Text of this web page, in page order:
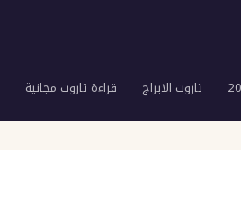
تاروت الابراج قراءة تاروت مجانية